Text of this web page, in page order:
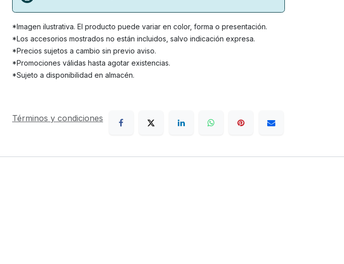
*Imagen ilustrativa. El producto puede variar en color, forma o presentación.
*Los accesorios mostrados no están incluidos, salvo indicación expresa.
*Precios sujetos a cambio sin previo aviso.
*Promociones válidas hasta agotar existencias.
*Sujeto a disponibilidad en almacén.
Términos y condiciones